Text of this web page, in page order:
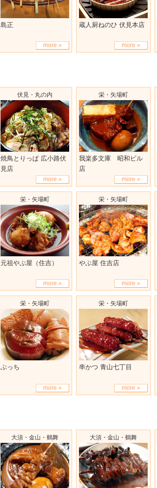
島正
more »
蔵人厨ねのひ 伏見本店
more »
伏見・丸の内
焼鳥とりっぱ 広小路伏
見店
more »
栄・矢場町
我楽多文庫 昭和ビル
店
more »
栄・矢場町
元祖やぶ屋（住吉）
more »
栄・矢場町
やぶ屋 住吉店
more »
栄・矢場町
ぶっち
more »
栄・矢場町
串かつ 青山七丁目
more »
大須・金山・鶴舞 大須・金山・鶴舞